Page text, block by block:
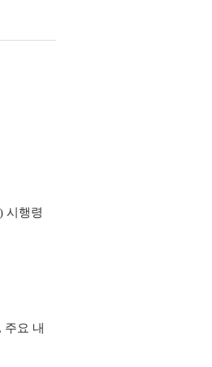
시행령
요 내